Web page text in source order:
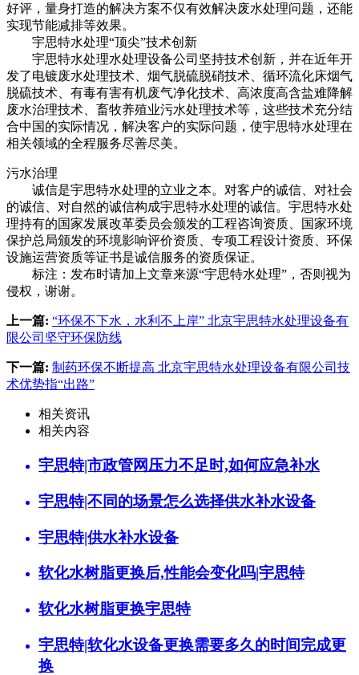
好评，量身打造的解决方案不仅有效解决废水处理问题，还能
实现节能减排等效果。
宇思特水处理“顶尖”技术创新
宇思特水处理水处理设备公司坚持技术创新，并在近年开
发了电镀废水处理技术、烟气脱硫脱硝技术、循环流化床烟气
脱硫技术、有毒有害有机废气净化技术、高浓度高含盐难降解
废水治理技术、畜牧养殖业污水处理技术等，这些技术充分结
合中国的实际情况，解决客户的实际问题，使宇思特水处理在
相关领域的全程服务尽善尽美。
污水治理
诚信是宇思特水处理的立业之本。对客户的诚信、对社会
的诚信、对自然的诚信构成宇思特水处理的诚信。宇思特水处
理持有的国家发展改革委员会颁发的工程咨询资质、国家环境
保护总局颁发的环境影响评价资质、专项工程设计资质、环保
设施运营资质等证书是诚信服务的资质保证。
标注：发布时请加上文章来源“宇思特水处理”，否则视为
侵权，谢谢。
上一篇: “环保不下水，水利不上岸” 北京宇思特水处理设备有
限公司坚守环保防线
下一篇: 制药环保不断提高 北京宇思特水处理设备有限公司技
术优势指“出路”
相关资讯
相关内容
宇思特|市政管网压力不足时,如何应急补水
宇思特|不同的场景怎么选择供水补水设备
宇思特|供水补水设备
软化水树脂更换后,性能会变化吗|宇思特
软化水树脂更换宇思特
宇思特|软化水设备更换需要多久的时间完成更
换